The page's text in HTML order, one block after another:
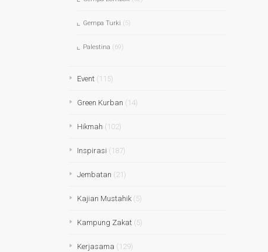
Gempa Turki (5)
Palestina (69)
Event (115)
Green Kurban (14)
Hikmah (102)
Inspirasi (187)
Jembatan (21)
Kajian Mustahik (5)
Kampung Zakat (5)
Kerjasama (129)